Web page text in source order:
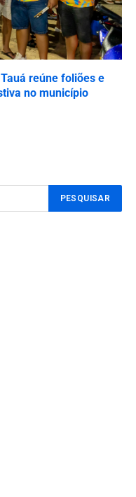
reúne foliões e
no município